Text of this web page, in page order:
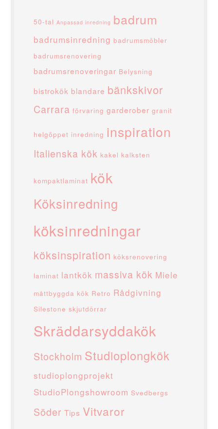
50-tal Anpassad inredning badrum
badrumsinredning badrumsmöbler
badrumsrenovering
badrumsrenoveringar Belysning
bistrokök blandare bänkskivor
Carrara förvaring garderober granit
helgöppet inredning inspiration
Italienska kök kakel kalksten
kompaktlaminat kök
Köksinredning
köksinredningar
köksinspiration köksrenovering
laminat lantkök massiva kök Miele
måttbyggda kök Retro Rådgivning
Silestone skjutdörrar
Skräddarsyddakök
Stockholm Studioplongkök
studioplongprojekt
StudioPlongshowroom Svedbergs
Söder Tips Vitvaror